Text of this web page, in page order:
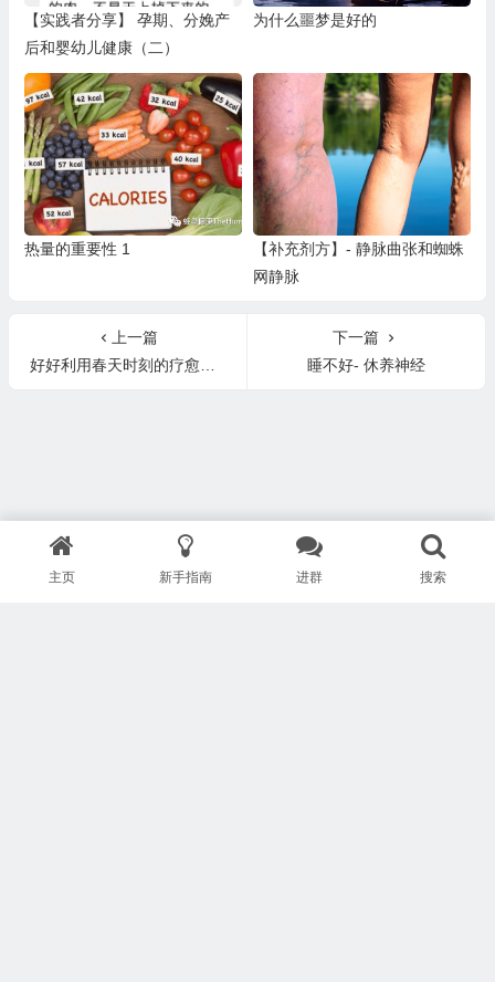
【实践者分享】 孕期、分娩产
后和婴幼儿健康（二）
为什么噩梦是好的
热量的重要性 1
【补充剂方】- 静脉曲张和蜘蛛
网静脉
上一篇
好好利用春天时刻的疗愈力量
下一篇
睡不好- 休养神经
主页 新手指南 进群 搜索